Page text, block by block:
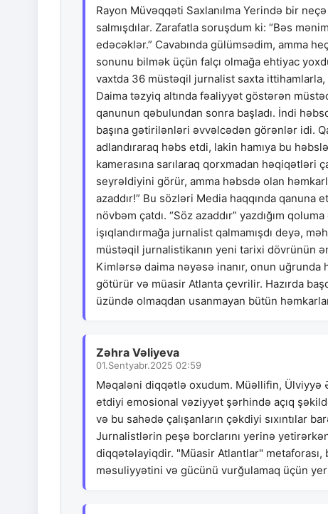
Rayon Müvəqqəti Saxlanılma Yerində bir
salmışdılar. Zarafatla soruşdum ki: “Bəs
edəcəklər.” Cavabında gülümsədim, amma
sonunu bilmək üçün falçı olmağa ehtiyac
vaxtda 36 müstəqil jurnalist saxta
Daima təzyiq altında fəaliyyət göstərən
qanunun qəbulundan sonra başladı. İndi
başına gətirilənləri əvvəlcədən görənlər idi.
adlandıraraq həbs etdi, lakin hamıya bu
kamerasına sarılaraq qorxmadan həqiqətləri
seyrəldiyini görür, amma həbsdə olan
azaddır!” Bu sözləri Media haqqında qanuna
növbəm çatdı. “Söz azaddır” yazdığım
işıqlandırmağa jurnalist qalmamışdı deyə,
müstəqil jurnalistikanın yeni tarixi dövrünün
Kimlərsə daima nəyəsə inanır, onun uğrunda
götürür və müasir Atlanta çevrilir. Hazırda
üzündə olmaqdan usanmayan bütün
Zəhra Vəliyeva
01.Sentyabr.2025 02:59
Məqaləni diqqətlə oxudum. Müəllifin, Ülviyyə
etdiyi emosional vəziyyət şərhində açıq
və bu sahədə çalışanların çəkdiyi sıxıntılar
Jurnalistlərin peşə borclarını yerinə
diqqətəlayiqdir. "Müasir Atlantlar"
məsuliyyətini və gücünü vurğulamaq üçün